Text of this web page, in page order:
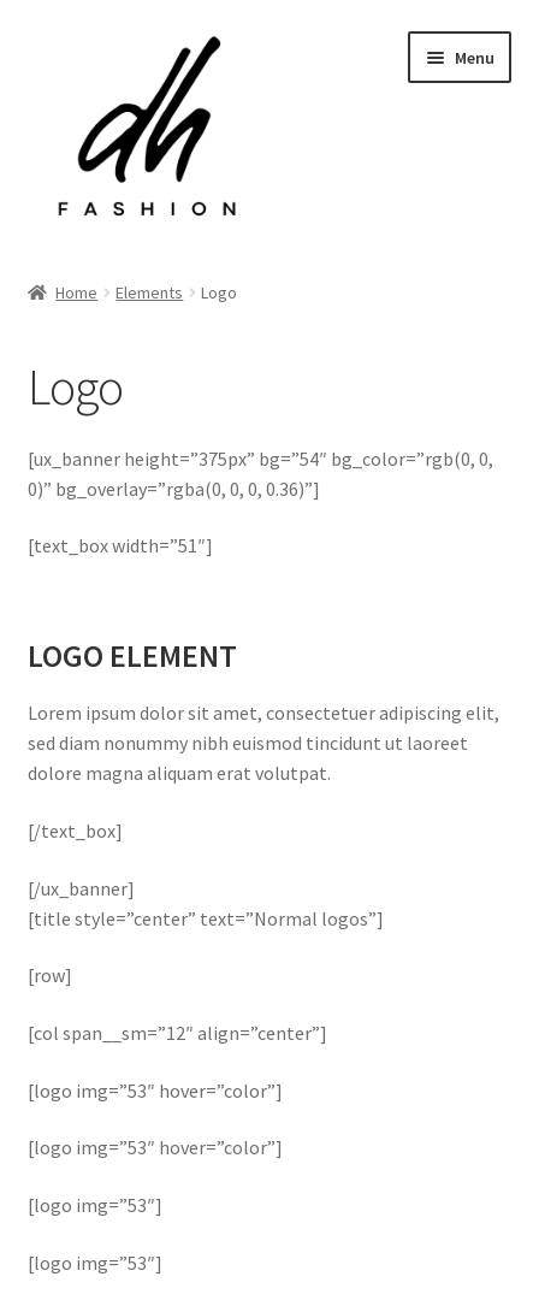
Menu
Kontakt
Home Elements Logo
Logo
[ux_banner height=”375px” bg=”54″ bg_color=”rgb(0, 0,
0)” bg_overlay=”rgba(0, 0, 0, 0.36)”]
[text_box width=”51″]
LOGO ELEMENT
Lorem ipsum dolor sit amet, consectetuer adipiscing elit,
sed diam nonummy nibh euismod tincidunt ut laoreet
dolore magna aliquam erat volutpat.
[/text_box]
[/ux_banner]
[title style=”center” text=”Normal logos”]
[row]
[col span__sm=”12″ align=”center”]
[logo img=”53″ hover=”color”]
[logo img=”53″ hover=”color”]
[logo img=”53″]
[logo img=”53″]